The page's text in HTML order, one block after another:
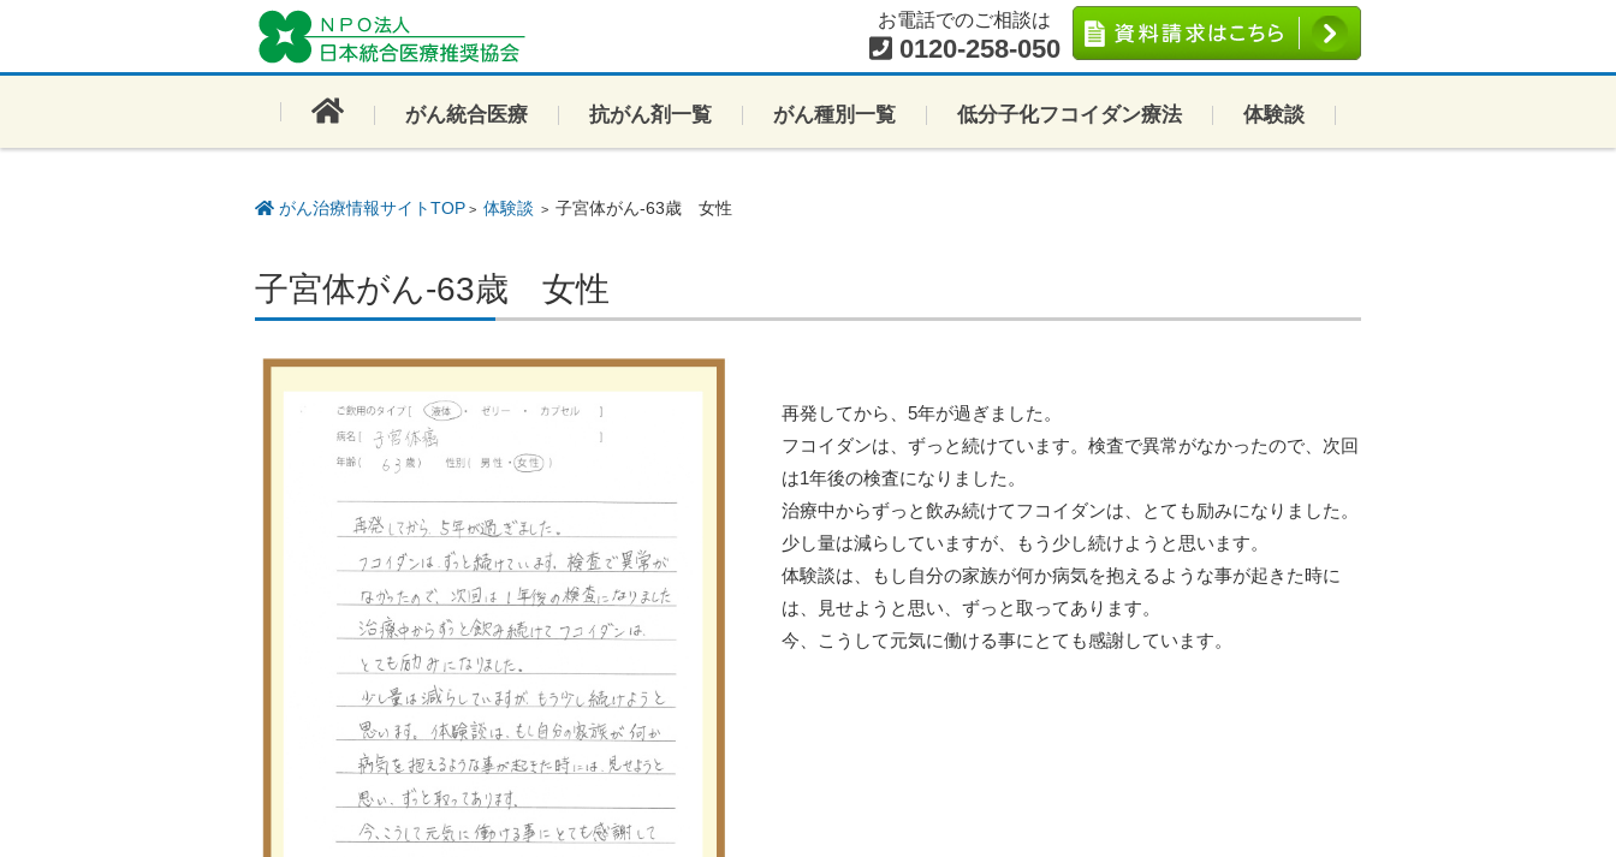
お電話でのご相談は
0120-258-050
コンテンツに移動
がん統合医療 抗がん剤一覧 がん種別一覧 低分子化フコイダン療法 体験談
がん治療情報サイトTOP> 体験談 > 子宮体がん-63歳 女性
子宮体がん-63歳 女性
再発してから、5年が過ぎました。
フコイダンは、ずっと続けています。検査で異常がなかったので、次回
は1年後の検査になりました。
治療中からずっと飲み続けてフコイダンは、とても励みになりました。
少し量は減らしていますが、もう少し続けようと思います。
体験談は、もし自分の家族が何か病気を抱えるような事が起きた時に
は、見せようと思い、ずっと取ってあります。
今、こうして元気に働ける事にとても感謝しています。